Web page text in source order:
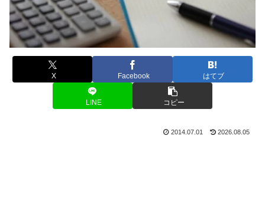
X Facebook はてブ
LINE コピー
2014.07.01 2026.08.05